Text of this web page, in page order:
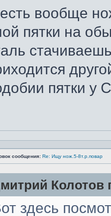
вообще
пятки на
пятки у
сообщения: Re: Ищу нож.5-8т.р.повар
Колотов
здесь